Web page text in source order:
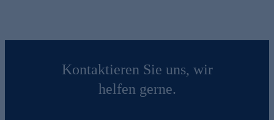
Kontaktieren Sie uns, wir
helfen gerne.